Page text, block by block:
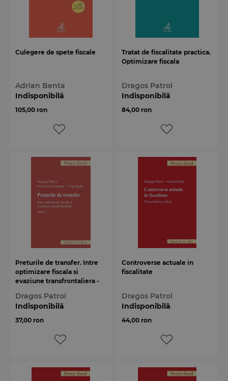
Culegere de spete fiscale
Adrian Benta
Indisponibilă
105,00 ron
Tratat de fiscalitate practica.
Optimizare fiscala
Dragos Patroi
Indisponibilă
84,00 ron
Preturile de transfer. Intre
optimizare fiscala si
evaziune transfrontaliera -
Dragos Patroi
Indisponibilă
37,00 ron
Controverse actuale in
fiscalitate
Dragos Patroi
Indisponibilă
44,00 ron